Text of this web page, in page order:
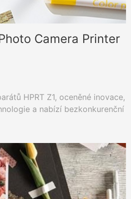
Camera Printer
HPRT Z1, oceněné inovace,
a nabízí bezkonkurenční